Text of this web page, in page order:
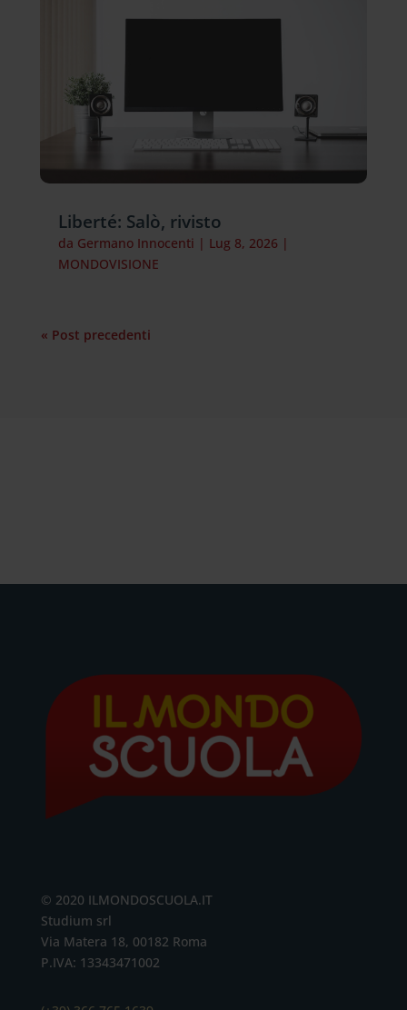
Liberté: Salò, rivisto
da Germano Innocenti | Lug 8, 2026 |
MONDOVISIONE
« Post precedenti
© 2020 ILMONDOSCUOLA.IT
Studium srl
Via Matera 18, 00182 Roma
P.IVA: 13343471002